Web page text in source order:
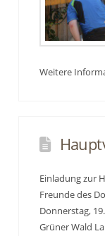
Weitere
Einladung zur
Freunde des
Donnerstag,
Grüner Wald